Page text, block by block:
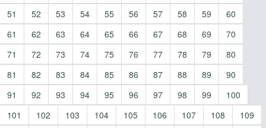
51
52 53 54 55 56 57 58 59
60
61
62 63 64 65 66 67 68 69
70
71
72 73 74 75 76 77 78 79
80
81
82 83 84 85 86 87 88 89
90
91
92 93 94 95 96 97 98 99
100
101
102 103 104 105 106 107 108 109